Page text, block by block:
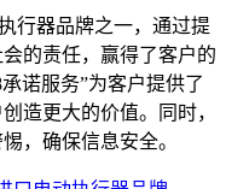
行器品牌之一，通过提
的责任，赢得了客户的
诺服务”为客户提供了
造更大的价值。同时，
，确保信息安全。